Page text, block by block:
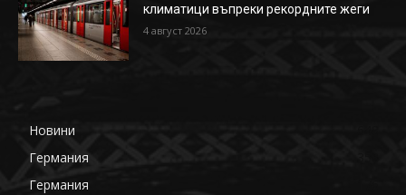
климатици въпреки рекордните жеги
4 август 2026
Новини
Германия
Германия